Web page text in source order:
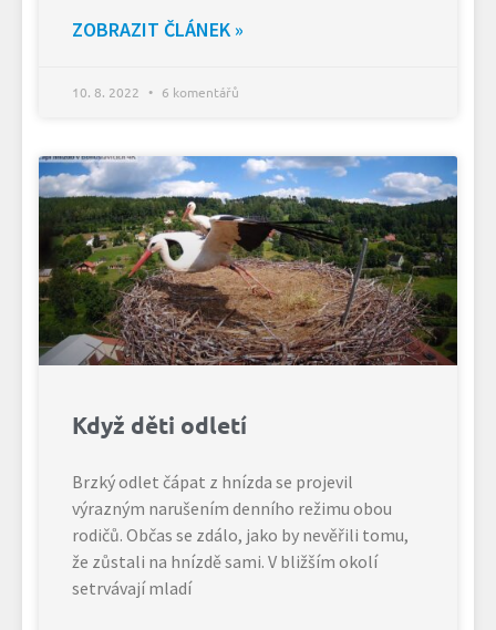
ZOBRAZIT ČLÁNEK »
10. 8. 2022 6 komentářů
Když děti odletí
Brzký odlet čápat z hnízda se projevil
výrazným narušením denního režimu obou
rodičů. Občas se zdálo, jako by nevěřili tomu,
že zůstali na hnízdě sami. V bližším okolí
setrvávají mladí